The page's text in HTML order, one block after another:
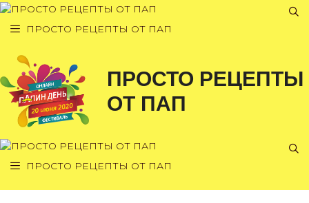
Перейти
ПРОСТО РЕЦЕПТЫ ОТ ПАП
ПРОСТО РЕЦЕПТЫ
ОТ ПАП
ПРОСТО РЕЦЕПТЫ ОТ ПАП